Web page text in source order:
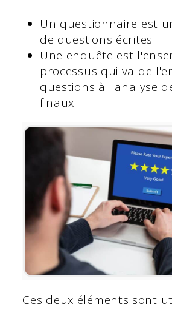
Un questionnaire est
de questions écrites
Une enquête est
processus qui va de
questions à l'analyse
finaux.
Ces deux éléments sont